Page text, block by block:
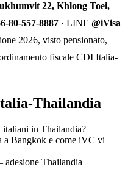
22, Khlong Toei,
80-557-8887 · LINE @iVisa
2026, visto pensionato,
fiscale CDI Italia-
Thailandia
in Thailandia?
a Bangkok e come iVC vi
Thailandia